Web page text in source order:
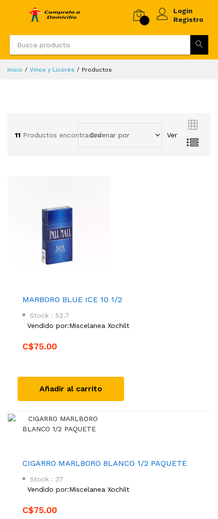
Login
Registro
Inicio Vinos y Licores Productos
11 Productos encontrados Ver
MARBORO BLUE ICE 10 1/2
Stock : 52.7
Vendido por:Miscelanea Xochilt
C$75.00
Añadir al carrito
CIGARRO MARLBORO BLANCO 1/2 PAQUETE
Stock : 37
Vendido por:Miscelanea Xochilt
C$75.00